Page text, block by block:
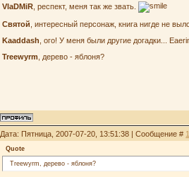
VlaDMiR , респект, меня так же звать.
Святой , интересный персонаж, книга нигде не
Kaaddash , ого! У меня были другие догадки...
Treewyrm
, дерево - яблоня?
Дата: Пятница, 2007-07-20, 13:51:38 | Сообщение #
Quote
Treewyrm, дерево - яблоня?